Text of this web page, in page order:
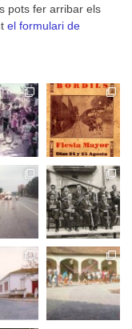
pots fer arribar els
el formulari de